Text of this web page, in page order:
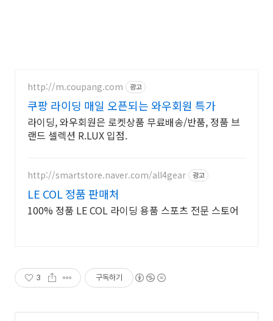
http://m.coupang.com 광고
쿠팡 라이딩 매일 오픈되는 와우회원 특가
라이딩, 와우회원은 로켓상품 무료배송/반품, 정품 브
랜드 셀렉션 R.LUX 입점.
http://smartstore.naver.com/all4gear 광고
LE COL 정품 판매처
100% 정품 LE COL 라이딩 용품 스포츠 전문 스토어
3 구독하기